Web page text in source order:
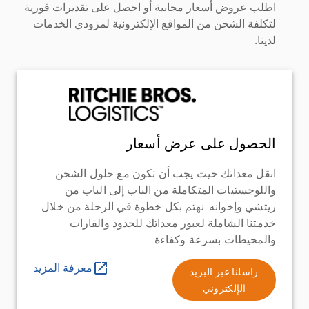
اطلب عروض أسعار مجانية أو احصل على تقديرات فورية
لتكلفة الشحن من المواقع الإلكترونية لمزودي الخدمات
لدينا.
الحصول على عرض أسعار
انقل معداتك حيث يجب أن تكون مع حلول الشحن
واللوجستيات المتكاملة من الباب إلى الباب من
ريتشي وإخوانه. نهتم بكل خطوة في الرحلة من خلال
خدمتنا الشاملة لعبور معداتك للحدود والقارات
والمحيطات بسرعة وكفاءة
راسلنا عبر البريد
الإلكتروني
معرفة المزيد